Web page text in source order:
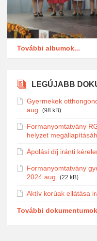
További albumok...
LEGÚJABB
Gyermekek
aug.
(98 kB)
Formanyomtatvány
helyzet
Ápolási díj iránti
Formanyomtatvány
2024 aug.
(22 kB)
Aktív korúak ellátása
További